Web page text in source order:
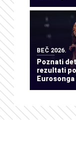
BEČ 2026.
Poznati
rezultati
Eurosonga